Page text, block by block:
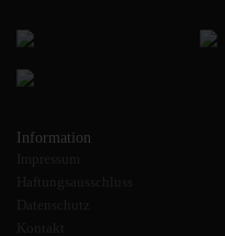
STEUBEL
Information